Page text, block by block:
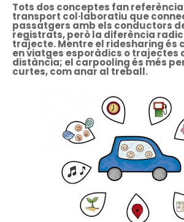
Tots dos conceptes fan
transport col·laboratiu que
passatgers amb els conductors
registrats, però la diferència
trajecte. Mentre el ridesharing és
en viatges esporàdics o trajectes
distància; el carpooling és més
curtes, com anar al treball.